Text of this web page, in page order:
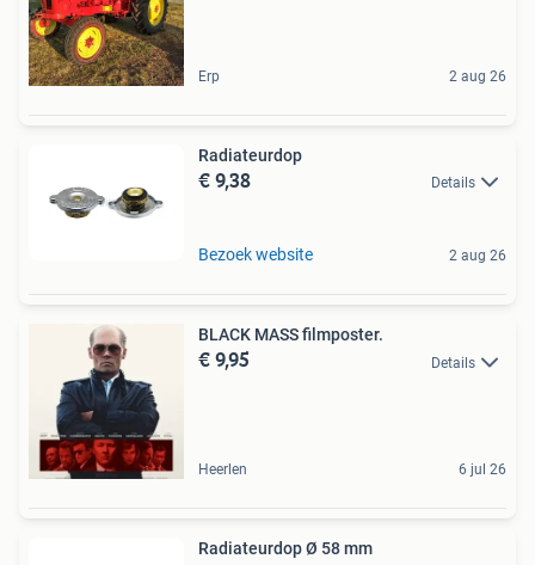
Erp 2 aug 26
Radiateurdop
€ 9,38 Details
Bezoek website 2 aug 26
BLACK MASS filmposter.
€ 9,95 Details
Heerlen 6 jul 26
Radiateurdop Ø 58 mm